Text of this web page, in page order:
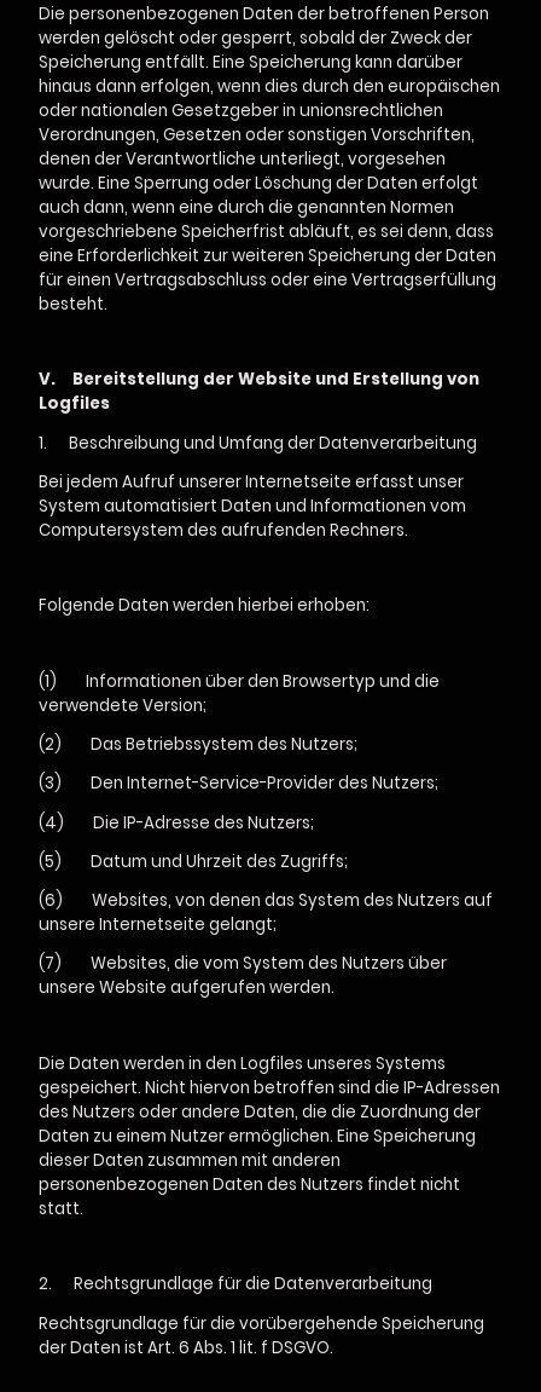
Die personenbezogenen Daten der betroffenen Person
werden gelöscht oder gesperrt, sobald der Zweck der
Speicherung entfällt. Eine Speicherung kann darüber
hinaus dann erfolgen, wenn dies durch den europäischen
oder nationalen Gesetzgeber in unionsrechtlichen
Verordnungen, Gesetzen oder sonstigen Vorschriften,
denen der Verantwortliche unterliegt, vorgesehen
wurde. Eine Sperrung oder Löschung der Daten erfolgt
auch dann, wenn eine durch die genannten Normen
vorgeschriebene Speicherfrist abläuft, es sei denn, dass
eine Erforderlichkeit zur weiteren Speicherung der Daten
für einen Vertragsabschluss oder eine Vertragserfüllung
besteht.
V.
Bereitstellung der Website und Erstellung von
Logfiles
1.
Beschreibung und Umfang der Datenverarbeitung
Bei jedem Aufruf unserer Internetseite erfasst unser
System automatisiert Daten und Informationen vom
Computersystem des aufrufenden Rechners.
Folgende Daten werden hierbei erhoben:
(1) Informationen über den Browsertyp und die
verwendete Version;
(2) Das Betriebssystem des Nutzers;
(3) Den Internet-Service-Provider des Nutzers;
(4) Die IP-Adresse des Nutzers;
(5) Datum und Uhrzeit des Zugriffs;
(6) Websites, von denen das System des Nutzers auf
unsere Internetseite gelangt;
(7) Websites, die vom System des Nutzers über
unsere Website aufgerufen werden.
Die Daten werden in den Logfiles unseres Systems
gespeichert. Nicht hiervon betroffen sind die IP-Adressen
des Nutzers oder andere Daten, die die Zuordnung der
Daten zu einem Nutzer ermöglichen. Eine Speicherung
dieser Daten zusammen mit anderen
personenbezogenen Daten des Nutzers findet nicht
statt.
2.
Rechtsgrundlage für die Datenverarbeitung
Rechtsgrundlage für die vorübergehende Speicherung
der Daten ist Art. 6 Abs. 1 lit. f DSGVO.